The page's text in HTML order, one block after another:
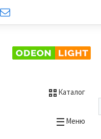
Каталог
Меню